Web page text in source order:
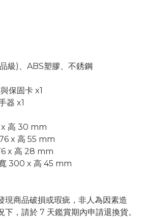
級)、ABS塑膠、不銹鋼
保固卡 x1
器 x1
x 高 30 mm
x 高 55 mm
x 高 28 mm
300 x 高 45 mm
現商品破損或瑕疵，非人為因素造
下，請於 7 天鑑賞期內申請退換貨。